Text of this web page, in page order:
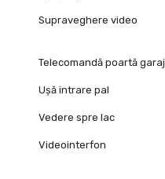
Supraveghere video
Telecomandă poartă garaj
Ușă intrare pal
Vedere spre lac
Videointerfon